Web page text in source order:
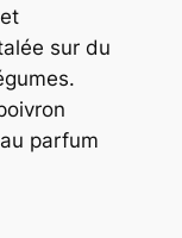
sur du
parfum